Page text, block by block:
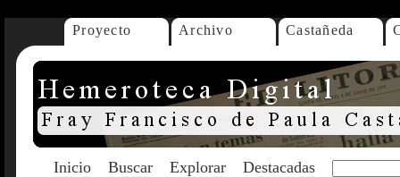
Proyecto Archivo Castañeda
Inicio Buscar Explorar Destacadas